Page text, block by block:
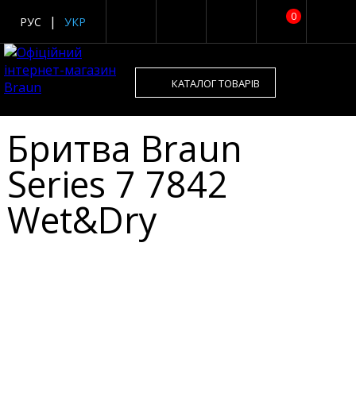
0
РУС УКР
КАТАЛОГ ТОВАРІВ
Бритва Braun
Series 7 7842
Wet&Dry